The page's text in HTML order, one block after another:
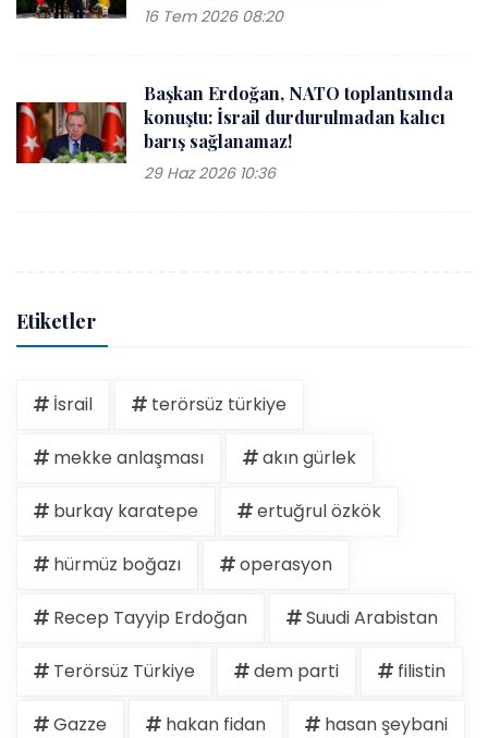
16 Tem 2026 08:20
Başkan Erdoğan, NATO toplantısında
konuştu: İsrail durdurulmadan kalıcı
barış sağlanamaz!
29 Haz 2026 10:36
Etiketler
İsrail terörsüz türkiye
mekke anlaşması akın gürlek
burkay karatepe ertuğrul özkök
hürmüz boğazı operasyon
Recep Tayyip Erdoğan Suudi Arabistan
Terörsüz Türkiye dem parti filistin
Gazze hakan fidan hasan şeybani